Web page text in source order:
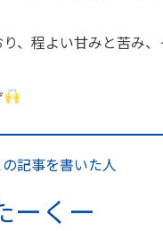
、程よい甘みと苦み
の記事を書いた人
ーくー